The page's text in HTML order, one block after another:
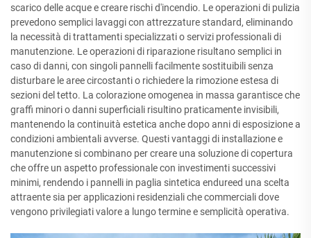
scarico delle acque e creare rischi d'incendio. Le operazioni di pulizia
prevedono semplici lavaggi con attrezzature standard, eliminando
la necessità di trattamenti specializzati o servizi professionali di
manutenzione. Le operazioni di riparazione risultano semplici in
caso di danni, con singoli pannelli facilmente sostituibili senza
disturbare le aree circostanti o richiedere la rimozione estesa di
sezioni del tetto. La colorazione omogenea in massa garantisce che
graffi minori o danni superficiali risultino praticamente invisibili,
mantenendo la continuità estetica anche dopo anni di esposizione a
condizioni ambientali avverse. Questi vantaggi di installazione e
manutenzione si combinano per creare una soluzione di copertura
che offre un aspetto professionale con investimenti successivi
minimi, rendendo i pannelli in paglia sintetica endureed una scelta
attraente sia per applicazioni residenziali che commerciali dove
vengono privilegiati valore a lungo termine e semplicità operativa.